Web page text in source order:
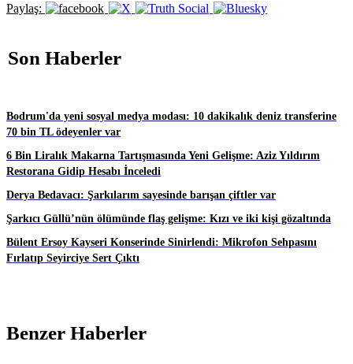
Paylaş:
Son Haberler
Bodrum'da yeni sosyal medya modası: 10 dakikalık deniz transferine
70 bin TL ödeyenler var
6 Bin Liralık Makarna Tartışmasında Yeni Gelişme: Aziz Yıldırım
Restorana Gidip Hesabı İnceledi
Derya Bedavacı: Şarkılarım sayesinde barışan çiftler var
Şarkıcı Güllü’nün ölümünde flaş gelişme: Kızı ve iki kişi gözaltında
Bülent Ersoy Kayseri Konserinde Sinirlendi: Mikrofon Sehpasını
Fırlatıp Seyirciye Sert Çıktı
Benzer Haberler